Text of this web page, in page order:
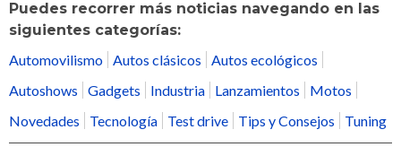
Puedes recorrer más noticias navegando en las
siguientes categorías:
Automovilismo Autos clásicos
Autos ecológicos
Autoshows
Gadgets Industria Lanzamientos
Motos
Novedades
Tecnología Test drive Tips y Consejos Tuning